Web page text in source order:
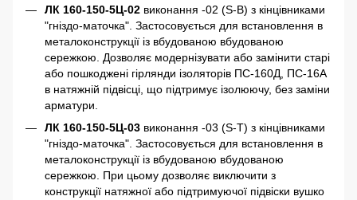
ЛК 160-150-5Ц-02 виконання -02 (S-B) з кінцівниками
"гніздо-маточка". Застосовується для встановлення в
металоконструкції із вбудованою вбудованою
сережкою. Дозволяє модернізувати або замінити старі
або пошкоджені гірлянди ізоляторів ПС-160Д, ПС-16А
в натяжній підвісці, що підтримує ізолюючу, без заміни
арматури.
ЛК 160-150-5Ц-03 виконання -03 (S-Т) з кінцівниками
"гніздо-маточка". Застосовується для встановлення в
металоконструкції із вбудованою вбудованою
сережкою. При цьому дозволяє виключити з
конструкції натяжної або підтримуючої підвіски вушко